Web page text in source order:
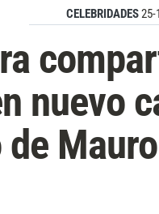
CELEBRIDADES25-
nuevo